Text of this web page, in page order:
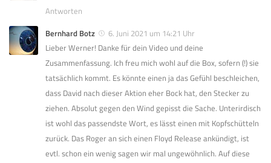
Antworten
Bernhard Botz
6. Juni 2021 um 14:21 Uhr
Lieber Werner! Danke für dein Video und deine
Zusammenfassung. Ich freu mich wohl auf die Box, sofern (!) sie
tatsächlich kommt. Es könnte einen ja das Gefühl beschleichen,
dass David nach dieser Aktion eher Bock hat, den Stecker zu
ziehen. Absolut gegen den Wind gepisst die Sache. Unterirdisch
ist wohl das passendste Wort, es lässt einen mit Kopfschütteln
zurück. Das Roger an sich einen Floyd Release ankündigt, ist
evtl. schon ein wenig sagen wir mal ungewöhnlich. Auf diese